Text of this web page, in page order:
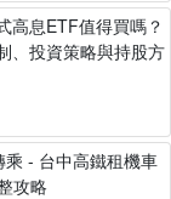
高息ETF值得買嗎？
、投資策略與持股方
- 台中高鐵租機車
攻略